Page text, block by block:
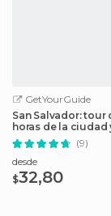
GetYourGuide
San Salvador: tour
horas de la ciudad
volcán
(9)
desde
$32,80